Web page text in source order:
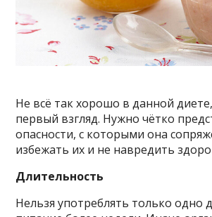
Не всё так хорошо в данной
первый взгляд. Нужно чётко
опасности, с которыми она
избежать их и не навредить
Длительность
Нельзя употреблять только одно